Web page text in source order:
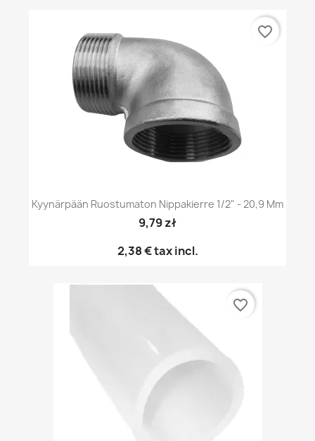
Kyynärpään Ruostumaton Nippakierre 1/2" - 20,9 Mm
9,79 zł
2,38 €tax incl.
favorite_border
favorite_border